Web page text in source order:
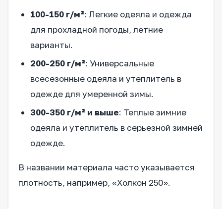
100-150 г/м²: Легкие одеяла и одежда
для прохладной погоды, летние
варианты.
200-250 г/м²: Универсальные
всесезонные одеяла и утеплитель в
одежде для умеренной зимы.
300-350 г/м² и выше: Теплые зимние
одеяла и утеплитель в серьезной зимней
одежде.
В названии материала часто указывается
плотность, например, «Холкон 250».